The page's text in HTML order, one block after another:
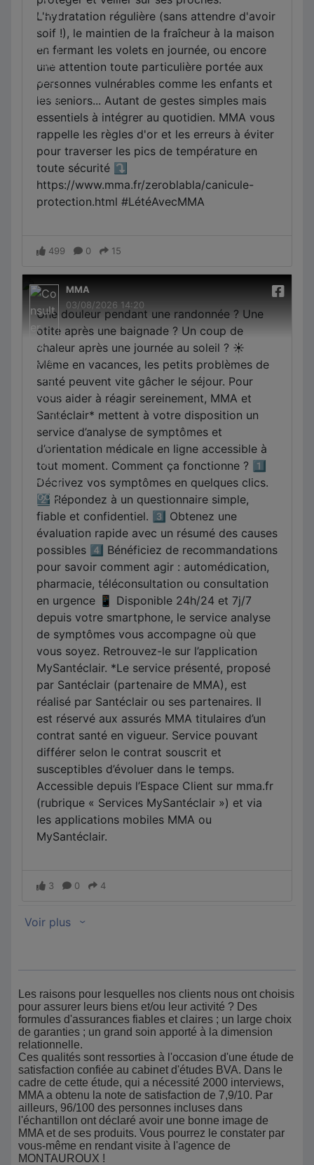
Les raisons pour lesquelles nos clients nous ont choisis
pour assurer leurs biens et/ou leur activité ? Des
formules d'assurances fiables et claires ; un large choix
de garanties ; un grand soin apporté à la dimension
relationnelle.
Ces qualités sont ressorties à l'occasion d'une étude de
satisfaction confiée au cabinet d'études BVA. Dans le
cadre de cette étude, qui a nécessité 2000 interviews,
MMA a obtenu la note de satisfaction de 7,9/10. Par
ailleurs, 96/100 des personnes incluses dans
l'échantillon ont déclaré avoir une bonne image de
MMA et de ses produits. Vous pourrez le constater par
vous-même en rendant visite à l'agence de
MONTAUROUX !